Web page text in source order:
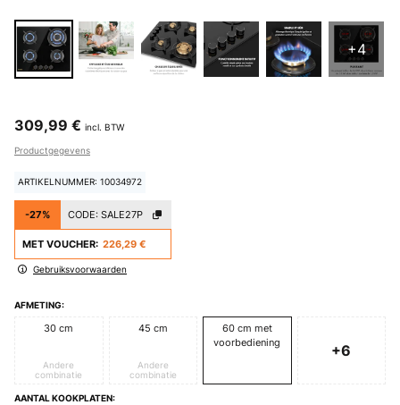
+4
309,99 € incl. BTW
Productgegevens
ARTIKELNUMMER: 10034972
-27% CODE: SALE27P
MET VOUCHER: 226,29 €
Gebruiksvoorwaarden
AFMETING:
30 cm
Andere
combinatie
45 cm
Andere
combinatie
60 cm met
voorbediening
+6
AANTAL KOOKPLATEN: